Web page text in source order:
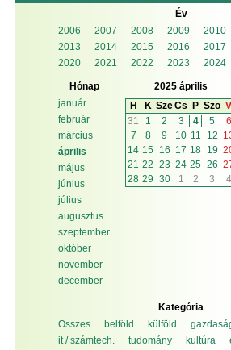
Év
2006
2007 2008 2009 2010
2013
2014 2015 2016 2017
2020
2021 2022 2023 2024
Hónap
január
február
március
április
május
június
július
augusztus
szeptember
október
november
december
2025 április
H
K SzeCs P Szo V
31
1 2 3 4 5
6
7
8 9 10 11 12
14 15 16 17 18 19
21 22 23 24 25 26
28 29 30 1 2 3 4
Kategória
Összes
belföld külföld
it / számtech.
tudomány kultúra